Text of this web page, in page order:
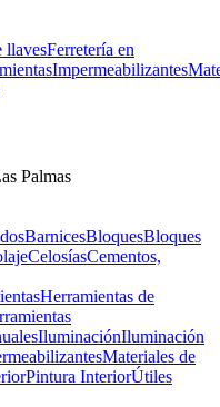
llavesFerretería en
Impermeabilizantes
Palmas
BarnicesBloquesBloques
CelosíasCementos,
Herramientas de
IluminaciónIluminación
Materiales de
Pintura InteriorÚtiles